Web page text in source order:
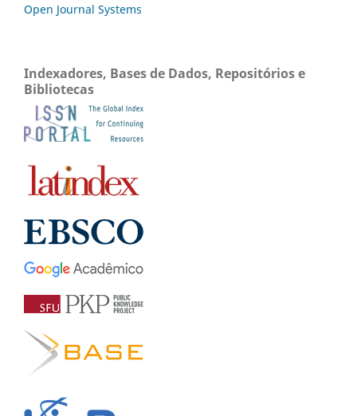
Open Journal Systems
Indexadores, Bases de Dados, Repositórios e
Bibliotecas